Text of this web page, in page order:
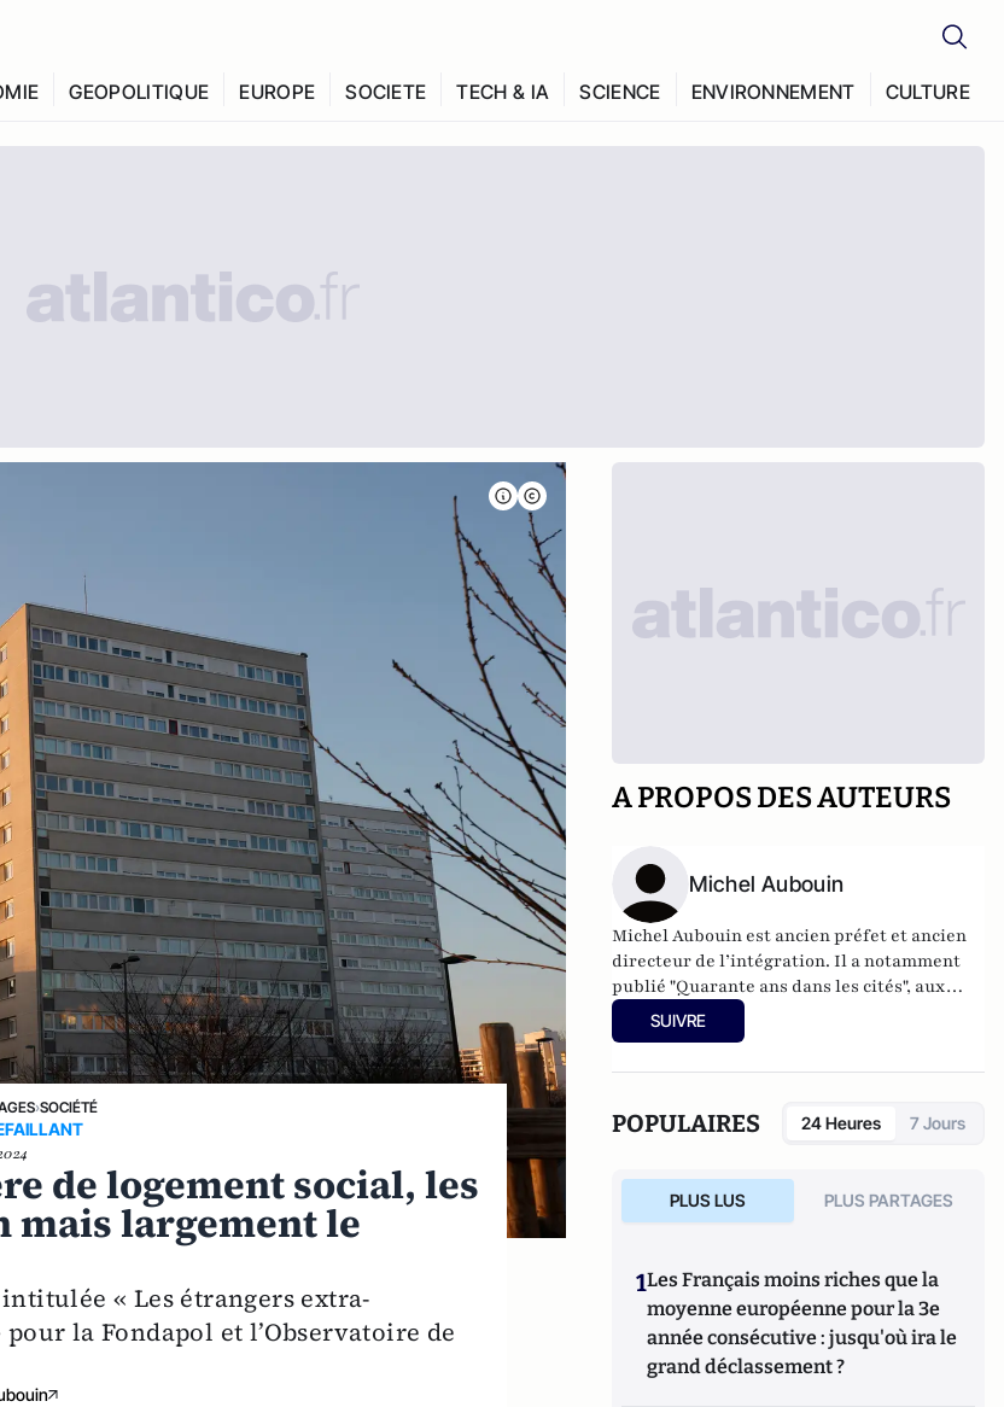
GEOPOLITIQUE EUROPE SOCIETE TECH & IA SCIENCE ENVIRONNEMENT CULTURE
›SOCIÉTÉ
de logement social, les
mais largement le
« Les étrangers extra-
la Fondapol et l’Observatoire de
A PROPOS DES AUTEURS
Michel Aubouin
Michel Aubouin est ancien préfet et ancien
directeur de l’intégration. Il a notamment
publié "Quarante ans dans les cités", aux
éditions Presses de la cité.
SUIVRE
POPULAIRES 24 Heures 7 Jours
PLUS LUS PLUS PARTAGES
1Les Français moins riches que la
moyenne européenne pour la 3e
année consécutive : jusqu'où ira le
grand déclassement ?